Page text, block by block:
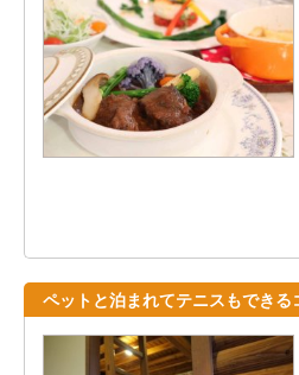
ペットと泊まれてテニスもでき